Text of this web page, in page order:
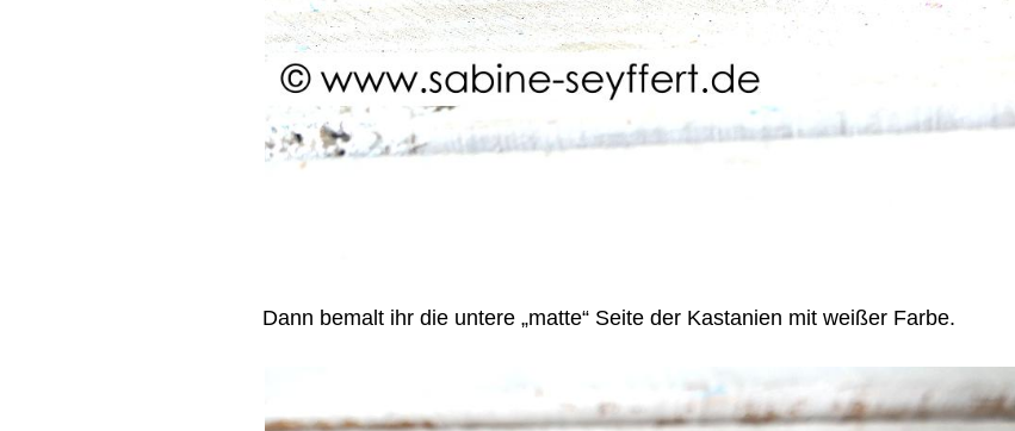
Dann bemalt ihr die untere „matte“ Seite der Kastanien mit weißer Farbe.